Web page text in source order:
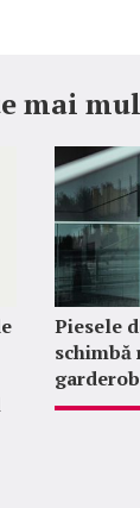
mai
Piesele